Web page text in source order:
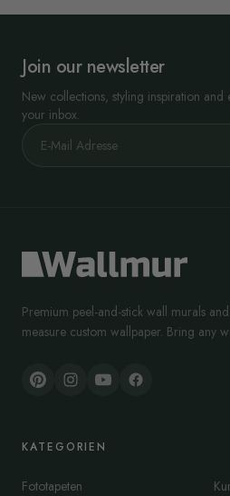
Join our newsletter
New collections, styling inspiration
your inbox.
Premium peel-and-stick wall murals
measure custom wallpaper. Bring any
KATEGORIEN
Fototapeten